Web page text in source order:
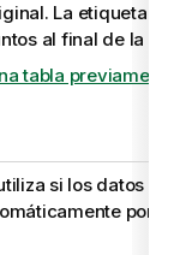
La etiqueta
al final de la
tabla previamente
si los datos
por